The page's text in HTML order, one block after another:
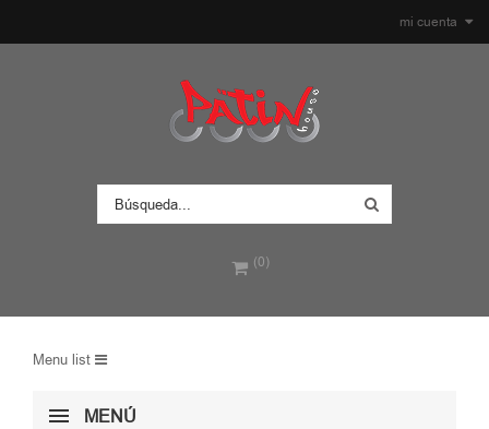
mi cuenta
(0)
Menu list
MENÚ